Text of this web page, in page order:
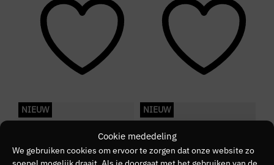
Cookie mededeling
We gebruiken cookies om ervoor te zorgen dat onze website zo
Kleurnummer
20
Kleurgroep
NIEUW NIEUW